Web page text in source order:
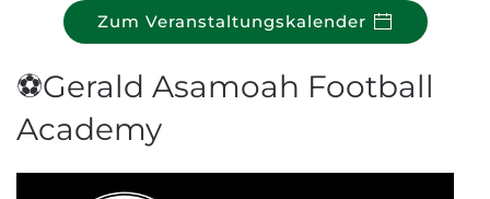
Zum Veranstaltungskalender
⚽Gerald Asamoah Football
Academy